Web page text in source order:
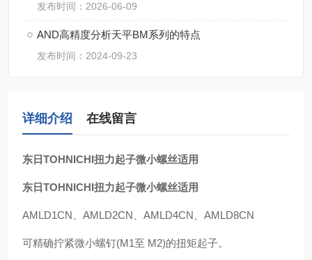
发布时间：2026-06-09
AND高精度分析天平BM系列的特点
发布时间：2024-09-23
详细介绍 在线留言
东日TOHNICHI扭力起子微小螺丝适用
东日TOHNICHI扭力起子微小螺丝适用
AMLD1CN、AMLD2CN、AMLD4CN、AMLD8CN
可精确拧紧微小螺钉(M1至 M2)的扭矩起子。